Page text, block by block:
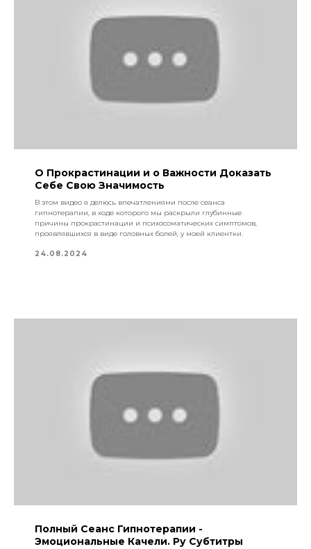
О Прокрастинации и о Важности Доказать
Себе Свою Значимость
В этом видео я делюсь впечатлениями после сеанса
гипнотерапии, в ходе которого мы раскрыли глубинные
причины прокрастинации и психосоматических симптомов,
проявлявшихся в виде головных болей, у моей клиентки.
24.08.2024
Полный Сеанс Гипнотерапии -
Эмоциональные Качели. Ру Субтитры